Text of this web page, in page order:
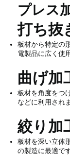
プレス
打ち抜
板材から特定の
電製品に広く使
曲げ加
板材を角度をつ
などに利用され
絞り加
板材を深い立体
の製造に最適です